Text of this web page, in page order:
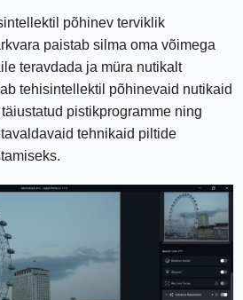
põhinev terviklik
paistab silma oma võimega
teravdada ja müra nutikalt
tehisintellektil põhinevaid nutikaid
pistikprogramme ning
tehnikaid piltide